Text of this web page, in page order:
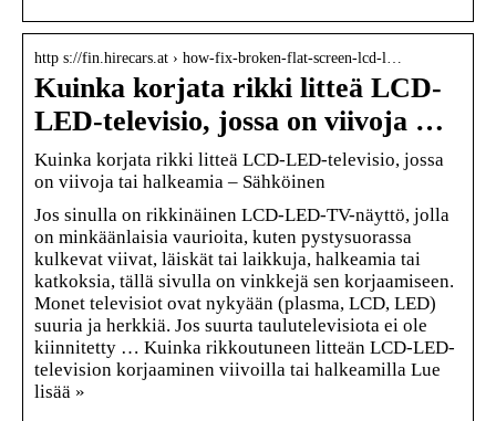
http s://fin.hirecars.at › how-fix-broken-flat-screen-lcd-l…
Kuinka korjata rikki litteä LCD-
LED-televisio, jossa on viivoja …
Kuinka korjata rikki litteä LCD-LED-televisio, jossa
on viivoja tai halkeamia – Sähköinen
Jos sinulla on rikkinäinen LCD-LED-TV-näyttö, jolla
on minkäänlaisia ​​vaurioita, kuten pystysuorassa
kulkevat viivat, läiskät tai laikkuja, halkeamia tai
katkoksia, tällä sivulla on vinkkejä sen korjaamiseen.
Monet televisiot ovat nykyään (plasma, LCD, LED)
suuria ja herkkiä. Jos suurta taulutelevisiota ei ole
kiinnitetty … Kuinka rikkoutuneen litteän LCD-LED-
television korjaaminen viivoilla tai halkeamilla Lue
lisää »